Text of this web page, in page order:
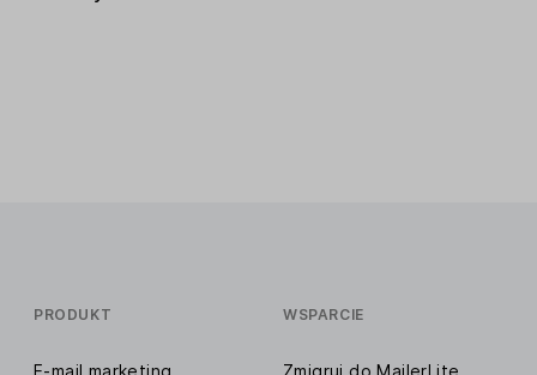
PRODUKT
E-mail marketing
WSPARCIE
Zmigruj do MailerLite